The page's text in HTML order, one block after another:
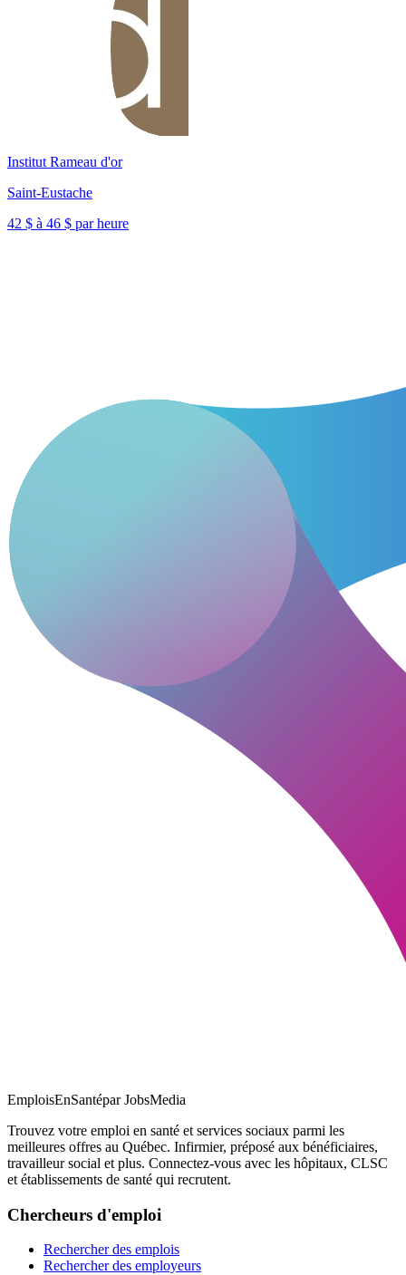
Institut Rameau d'or
Saint-Eustache
42 $ à 46 $ par heure
EmploisEnSantépar JobsMedia
Trouvez votre emploi en santé et services sociaux parmi les
meilleures offres au Québec. Infirmier, préposé aux bénéficiaires,
travailleur social et plus. Connectez-vous avec les hôpitaux, CLSC
et établissements de santé qui recrutent.
Chercheurs d'emploi
Rechercher des emplois
Rechercher des employeurs